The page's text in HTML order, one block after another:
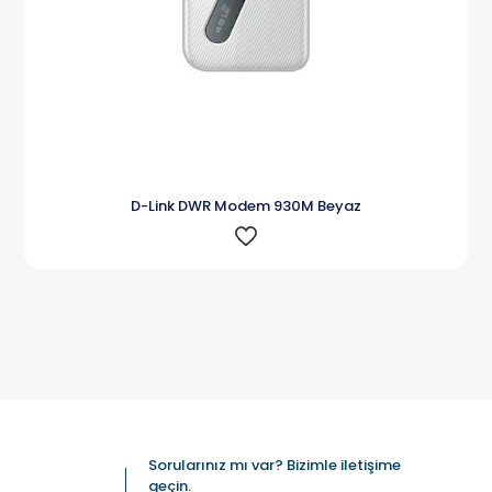
D-Link DWR Modem 930M Beyaz
Sorularınız mı var? Bizimle iletişime
geçin.